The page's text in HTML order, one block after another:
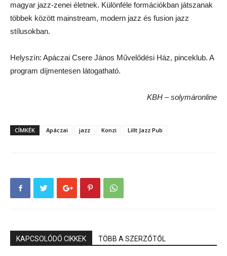
magyar jazz-zenei életnek. Különféle formációkban játszanak
többek között mainstream, modern jazz és fusion jazz
stílusokban.
Helyszín: Apáczai Csere János Művelődési Ház, pinceklub. A
program díjmentesen látogatható.
KBH – solymáronline
CÍMKÉK Apáczai jazz Konzi Lillt Jazz Pub
KAPCSOLÓDÓ CIKKEK TÖBB A SZERZŐTŐL